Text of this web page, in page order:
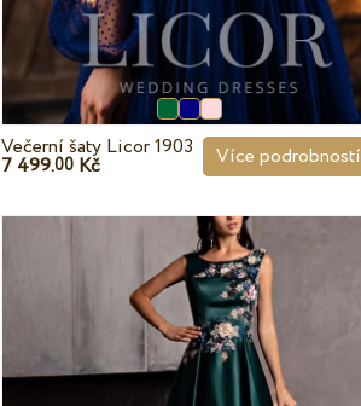
Večerní šaty Licor 1903
7 499.00 Kč Více podrobností